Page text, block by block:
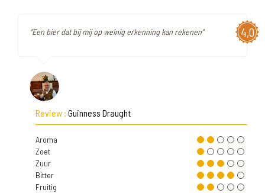
4,0
"Een bier dat bij mij op weinig erkenning kan rekenen"
Review : Guinness Draught
Aroma
Zoet
Zuur
Bitter
Fruitig